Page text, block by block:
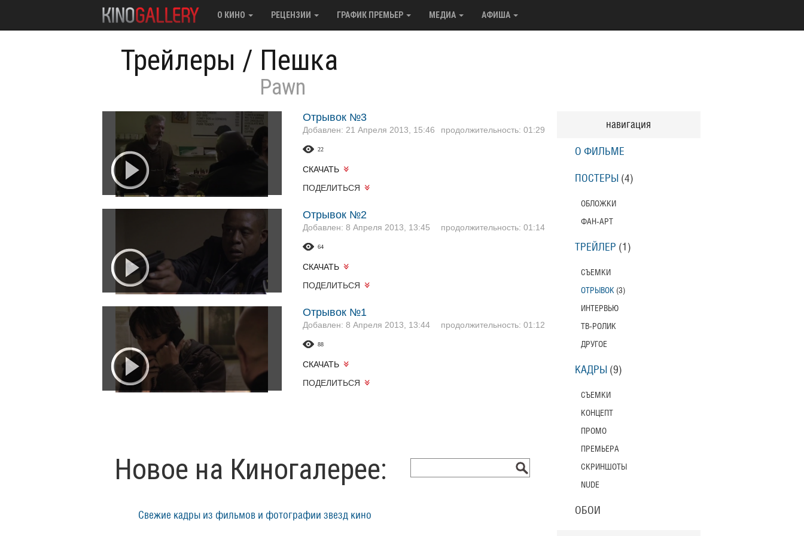
О КИНО РЕЦЕНЗИИ ГРАФИК ПРЕМЬЕР МЕДИА АФИША
Трейлеры / Пешка
Pawn
Отрывок №3
Добавлен: 21 Апреля 2013, 15:46 продолжительность: 01:29
22
СКАЧАТЬ
ПОДЕЛИТЬСЯ
Отрывок №2
Добавлен: 8 Апреля 2013, 13:45 продолжительность: 01:14
64
СКАЧАТЬ
ПОДЕЛИТЬСЯ
Отрывок №1
Добавлен: 8 Апреля 2013, 13:44 продолжительность: 01:12
88
СКАЧАТЬ
ПОДЕЛИТЬСЯ
Новое на Киногалерее:
Свежие кадры из фильмов и фотографии звезд кино
навигация
О ФИЛЬМЕ
ПОСТЕРЫ (4)
ОБЛОЖКИ
ФАН-АРТ
ТРЕЙЛЕР (1)
СЪЕМКИ
ОТРЫВОК (3)
ИНТЕРВЬЮ
ТВ-РОЛИК
ДРУГОЕ
КАДРЫ (9)
СЪЕМКИ
КОНЦЕПТ
ПРОМО
ПРЕМЬЕРА
СКРИНШОТЫ
NUDE
ОБОИ